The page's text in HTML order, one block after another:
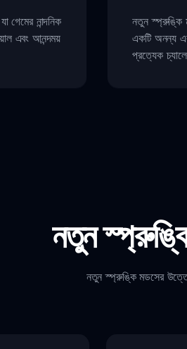
গেমের নান্দনিক
এবং আনন্দময়
নতুন স্প্রুঙ্কি
একটি অনন্য
প্রত্যেক
নতুন
নতুন স্প্রুঙ্কি মডসের